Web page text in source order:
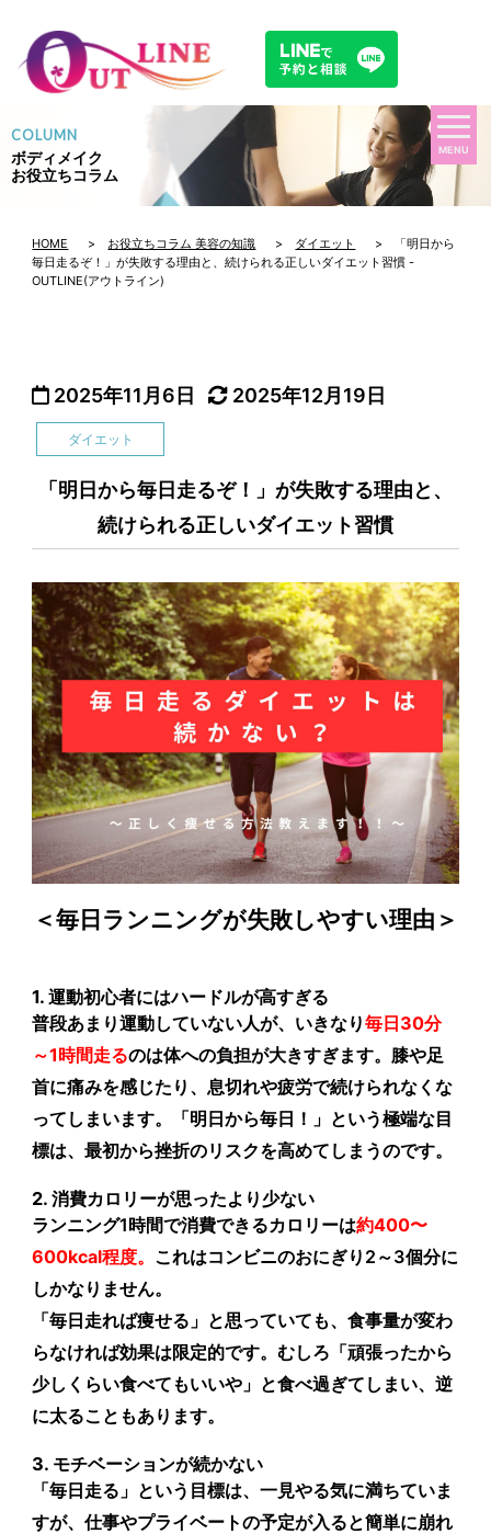
COLUMN
ボディメイク
お役立ちコラム
MENU
HOME > お役立ちコラム 美容の知識 > ダイエット
> 「明日から
毎日走るぞ！」が失敗する理由と、続けられる正しいダイエット習慣 -
OUTLINE(アウトライン)
2025年11月6日 2025年12月19日
ダイエット
「明日から毎日走るぞ！」が失敗する理由と、
続けられる正しいダイエット習慣
＜毎日ランニングが失敗しやすい理由＞
1. 運動初心者にはハードルが高すぎる
普段あまり運動していない人が、いきなり毎日30分
～1時間走るのは体への負担が大きすぎます。膝や足
首に痛みを感じたり、息切れや疲労で続けられなくな
ってしまいます。「明日から毎日！」という極端な目
標は、最初から挫折のリスクを高めてしまうのです。
2. 消費カロリーが思ったより少ない
ランニング1時間で消費できるカロリーは約400〜
600kcal程度。 これはコンビニのおにぎり2～3個分に
しかなりません。
「毎日走れば痩せる」と思っていても、食事量が変わ
らなければ効果は限定的です。むしろ「頑張ったから
少しくらい食べてもいいや」と食べ過ぎてしまい、逆
に太ることもあります。
3. モチベーションが続かない
「毎日走る」という目標は、一見やる気に満ちていま
すが、仕事やプライベートの予定が入ると簡単に崩れ